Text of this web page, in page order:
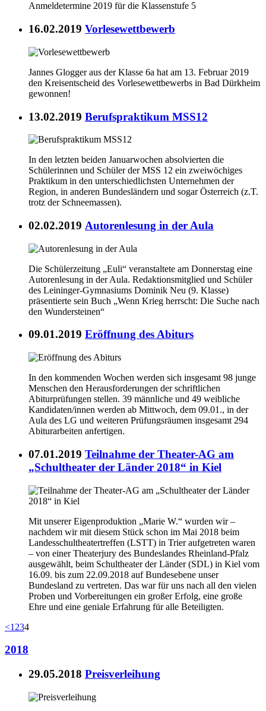
Anmeldetermine 2019 für die Klassenstufe 5
16.02.2019 Vorlesewettbewerb
Jannes Glogger aus der Klasse 6a hat am 13. Februar 2019
den Kreisentscheid des Vorlesewettbewerbs in Bad Dürkheim
gewonnen!
13.02.2019 Berufspraktikum MSS12
In den letzten beiden Januarwochen absolvierten die
Schülerinnen und Schüler der MSS 12 ein zweiwöchiges
Praktikum in den unterschiedlichsten Unternehmen der
Region, in anderen Bundesländern und sogar Österreich (z.T.
trotz der Schneemassen).
02.02.2019 Autorenlesung in der Aula
Die Schülerzeitung „Euli“ veranstaltete am Donnerstag eine
Autorenlesung in der Aula. Redaktionsmitglied und Schüler
des Leininger-Gymnasiums Dominik Neu (9. Klasse)
präsentierte sein Buch „Wenn Krieg herrscht: Die Suche nach
den Wundersteinen“
09.01.2019 Eröffnung des Abiturs
In den kommenden Wochen werden sich insgesamt 98 junge
Menschen den Herausforderungen der schriftlichen
Abiturprüfungen stellen. 39 männliche und 49 weibliche
Kandidaten/innen werden ab Mittwoch, dem 09.01., in der
Aula des LG und weiteren Prüfungsräumen insgesamt 294
Abiturarbeiten anfertigen.
07.01.2019 Teilnahme der Theater-AG am
„Schultheater der Länder 2018“ in Kiel
Mit unserer Eigenproduktion „Marie W.“ wurden wir –
nachdem wir mit diesem Stück schon im Mai 2018 beim
Landesschultheatertreffen (LSTT) in Trier aufgetreten waren
– von einer Theaterjury des Bundeslandes Rheinland-Pfalz
ausgewählt, beim Schultheater der Länder (SDL) in Kiel vom
16.09. bis zum 22.09.2018 auf Bundesebene unser
Bundesland zu vertreten. Das war für uns nach all den vielen
Proben und Vorbereitungen ein großer Erfolg, eine große
Ehre und eine geniale Erfahrung für alle Beteiligten.
<1 234
2018
29.05.2018 Preisverleihung